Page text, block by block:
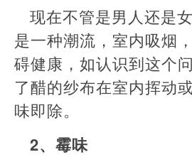
现在不管是男人还是
是一种潮流，室内吸烟
碍健康，如认识到这个
了醋的纱布在室内挥动
味即除。
2、霉味